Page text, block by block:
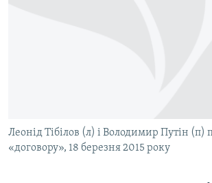
КРИМ РЕАЛІЇ
РУС
Леонід Тібілов (л) і Володимир Путін (п)
«договору», 18 березня 2015 року